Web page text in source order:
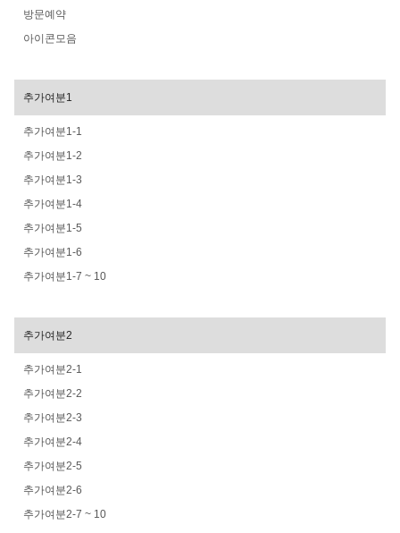
방문예약
아이콘모음
추가여분1
추가여분1-1
추가여분1-2
추가여분1-3
추가여분1-4
추가여분1-5
추가여분1-6
추가여분1-7 ~ 10
추가여분2
추가여분2-1
추가여분2-2
추가여분2-3
추가여분2-4
추가여분2-5
추가여분2-6
추가여분2-7 ~ 10